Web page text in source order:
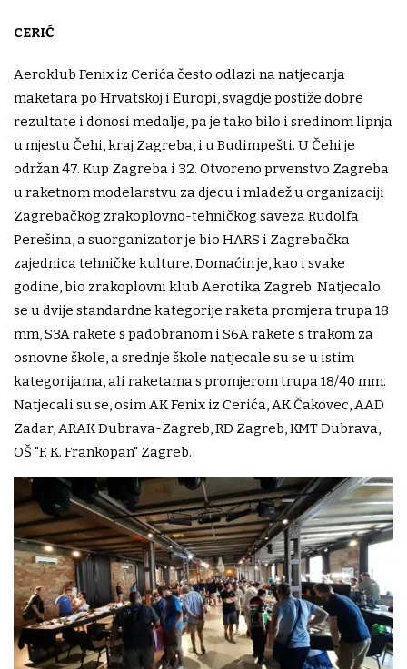
CERIĆ
Aeroklub Fenix iz Cerića često odlazi na natjecanja
maketara po Hrvatskoj i Europi, svagdje postiže dobre
rezultate i donosi medalje, pa je tako bilo i sredinom lipnja
u mjestu Čehi, kraj Zagreba, i u Budimpešti. U Čehi je
održan 47. Kup Zagreba i 32. Otvoreno prvenstvo Zagreba
u raketnom modelarstvu za djecu i mladež u organizaciji
Zagrebačkog zrakoplovno-tehničkog saveza Rudolfa
Perešina, a suorganizator je bio HARS i Zagrebačka
zajednica tehničke kulture. Domaćin je, kao i svake
godine, bio zrakoplovni klub Aerotika Zagreb. Natjecalo
se u dvije standardne kategorije raketa promjera trupa 18
mm, S3A rakete s padobranom i S6A rakete s trakom za
osnovne škole, a srednje škole natjecale su se u istim
kategorijama, ali raketama s promjerom trupa 18/40 mm.
Natjecali su se, osim AK Fenix iz Cerića, AK Čakovec, AAD
Zadar, ARAK Dubrava-Zagreb, RD Zagreb, KMT Dubrava,
OŠ "F. K. Frankopan" Zagreb.